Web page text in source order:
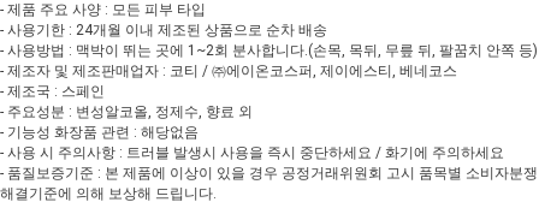
- 제품 주요 사양 : 모든 피부 타입
- 사용기한 : 24개월 이내 제조된 상품으로 순차 배송
- 사용방법 : 맥박이 뛰는 곳에 1~2회 분사합니다.(손목, 목뒤, 무릎 뒤, 팔꿈치 안쪽 등)
- 제조자 및 제조판매업자 : 코티 / ㈜에이온코스퍼, 제이에스티, 베네코스
- 제조국 : 스페인
- 주요성분 : 변성알코올, 정제수, 향료 외
- 기능성 화장품 관련 : 해당없음
- 사용 시 주의사항 : 트러블 발생시 사용을 즉시 중단하세요 / 화기에 주의하세요
- 품질보증기준 : 본 제품에 이상이 있을 경우 공정거래위원회 고시 품목별 소비자분쟁
해결기준에 의해 보상해 드립니다.